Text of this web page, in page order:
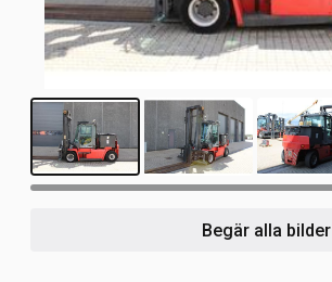
Begär alla bilder